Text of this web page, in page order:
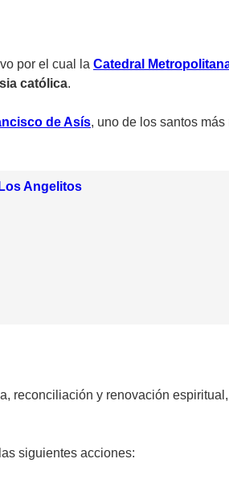
por el cual la Catedral
católica.
de Asís, uno de los santos
Angelitos
reconciliación y renovación
siguientes acciones: